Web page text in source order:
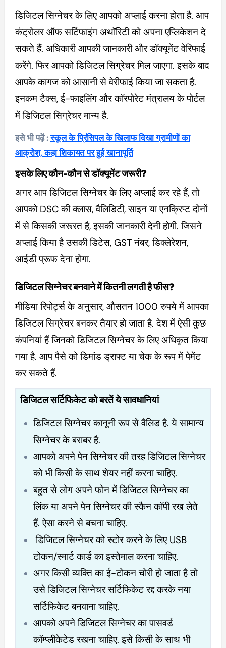
डिजिटल सिग्नेचर के लिए आपको अप्लाई करना होता है. आप
कंट्रोलर ऑफ सर्टिफाइंग अथॉरिटी को अपना एप्लिकेशन दे
सकते हैं. अधिकारी आपकी जानकारी और डॉक्यूमेंट वेरिफाई
करेंगे. फिर आपको डिजिटल सिग्रेचर मिल जाएगा. इसके बाद
आपके कागज को आसानी से वेरीफाई किया जा सकता है.
इनकम टैक्स, ई-फाइलिंग और कॉरपोरेट मंत्रालय के पोर्टल
में डिजिटल सिग्रेचर मान्य है.
इसे भी पढ़ें :स्कूल के प्रिंसिपल के खिलाफ दिखा ग्रामीणों का
आक्रोश, कहा शिकायत पर हुई खानापूर्ति
इसके लिए कौन-कौन से डॉक्यूमेंट जरूरी?
अगर आप डिजिटल सिग्नेचर के लिए अप्लाई कर रहे हैं, तो
आपको DSC की क्लास, वैलिडिटी, साइन या एनक्रिप्ट दोनों
में से किसकी जरूरत है, इसकी जानकारी देनी होगी. जिसने
अप्लाई किया है उसकी डिटेस, GST नंबर, डिक्लेरेशन,
आईडी प्रूफ देना होगा.
डिजिटल सिग्नेचर बनवाने में कितनी लगती है फीस?
मीडिया रिपोर्ट्स के अनुसार, औसतन 1000 रुपये में आपका
डिजिटल सिग्रेचर बनकर तैयार हो जाता है. देश में ऐसी कुछ
कंपनियां हैं जिनको डिजिटल सिग्नेचर के लिए अधिकृत किया
गया है. आप पैसे को डिमांड ड्राफ्ट या चेक के रूप में पेमेंट
कर सकते हैं.
डिजिटल सर्टिफिकेट को बरतें ये सावधानियां
डिजिटल सिग्नेचर कानूनी रूप से वैलिड है. ये सामान्य
सिग्नेचर के बराबर है.
आपको अपने पेन सिग्नेचर की तरह डिजिटल सिग्नेचर
को भी किसी के साथ शेयर नहीं करना चाहिए.
बहुत से लोग अपने फोन में डिजिटल सिग्नेचर का
लिंक या अपने पेन सिग्नेचर की स्कैन कॉपी रख लेते
हैं. ऐसा करने से बचना चाहिए.
डिजिटल सिग्नेचर को स्टोर करने के लिए USB
टोकन/स्मार्ट कार्ड का इस्तेमाल करना चाहिए.
अगर किसी व्यक्ति का ई-टोकन चोरी हो जाता है तो
उसे डिजिटल सिग्नेचर सर्टिफिकेट रद्द करके नया
सर्टिफिकेट बनवाना चाहिए.
आपको अपने डिजिटल सिग्नेचर का पासवर्ड
कॉम्प्लीकेटेड रखना चाहिए. इसे किसी के साथ भी